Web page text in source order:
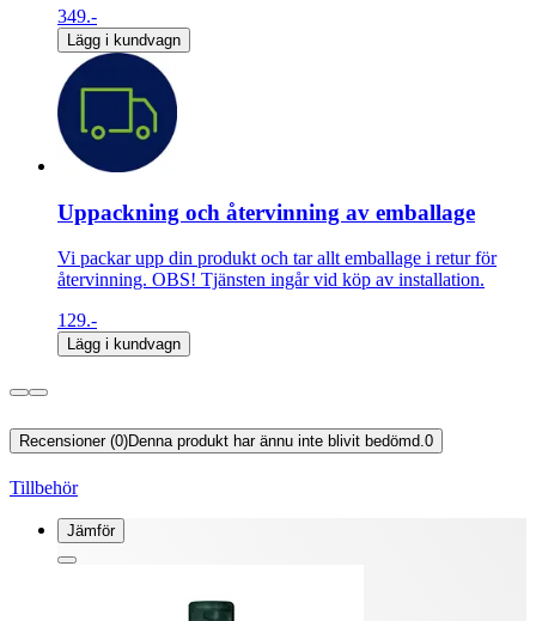
349.-
Lägg i kundvagn
Uppackning och återvinning av emballage
Vi packar upp din produkt och tar allt emballage i retur för
återvinning. OBS! Tjänsten ingår vid köp av installation.
129.-
Lägg i kundvagn
Recensioner (0)Denna produkt har ännu inte blivit bedömd.0
Tillbehör
Jämför